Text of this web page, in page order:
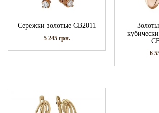
Сережки золотые СВ2011
5 245 грн.
6